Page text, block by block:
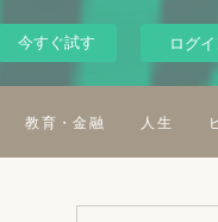
今すぐ試す ログ
教育・金融 人生